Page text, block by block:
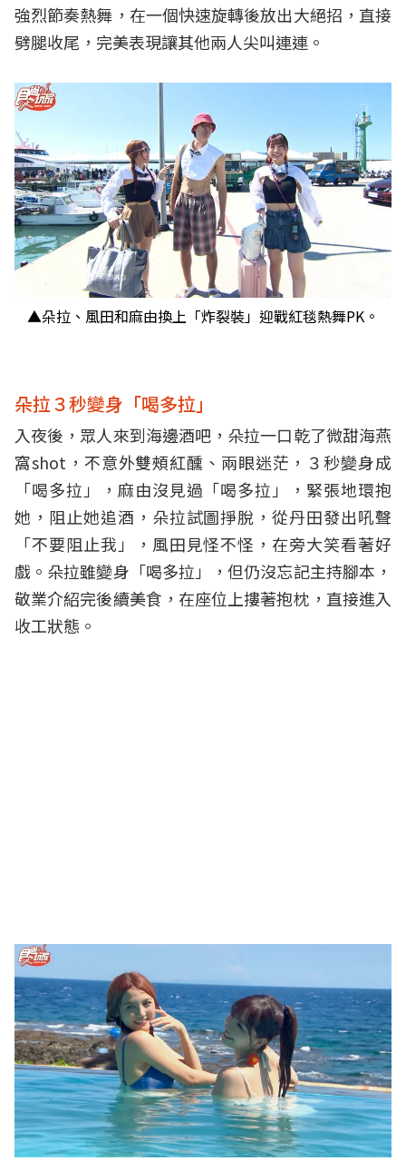
強烈節奏熱舞，在一個快速旋轉後放出大絕招，直接
劈腿收尾，完美表現讓其他兩人尖叫連連。
▲朵拉、風田和麻由換上「炸裂裝」迎戰紅毯熱舞PK。
朵拉３秒變身「喝多拉」
入夜後，眾人來到海邊酒吧，朵拉一口乾了微甜海燕
窩shot，不意外雙頰紅醺、兩眼迷茫，３秒變身成
「喝多拉」，麻由沒見過「喝多拉」，緊張地環抱
她，阻止她追酒，朵拉試圖掙脫，從丹田發出吼聲
「不要阻止我」，風田見怪不怪，在旁大笑看著好
戲。朵拉雖變身「喝多拉」，但仍沒忘記主持腳本，
敬業介紹完後續美食，在座位上摟著抱枕，直接進入
收工狀態。